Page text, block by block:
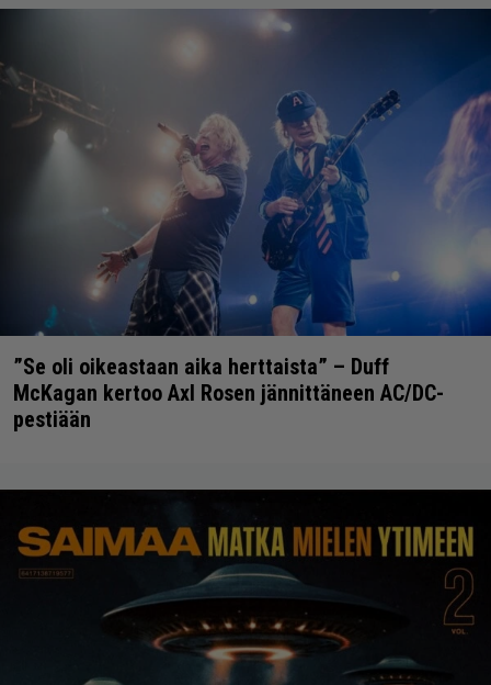
”Se oli oikeastaan aika herttaista” – Duff
McKagan kertoo Axl Rosen jännittäneen AC/DC-
pestiään